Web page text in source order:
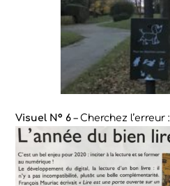
Visuel N° 6 – Cherchez l’erreur :